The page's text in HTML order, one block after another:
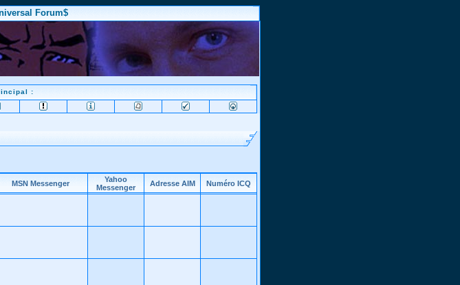
Forum$
:
MSN Messenger
Yahoo
Messenger
Adresse AIM Numéro ICQ